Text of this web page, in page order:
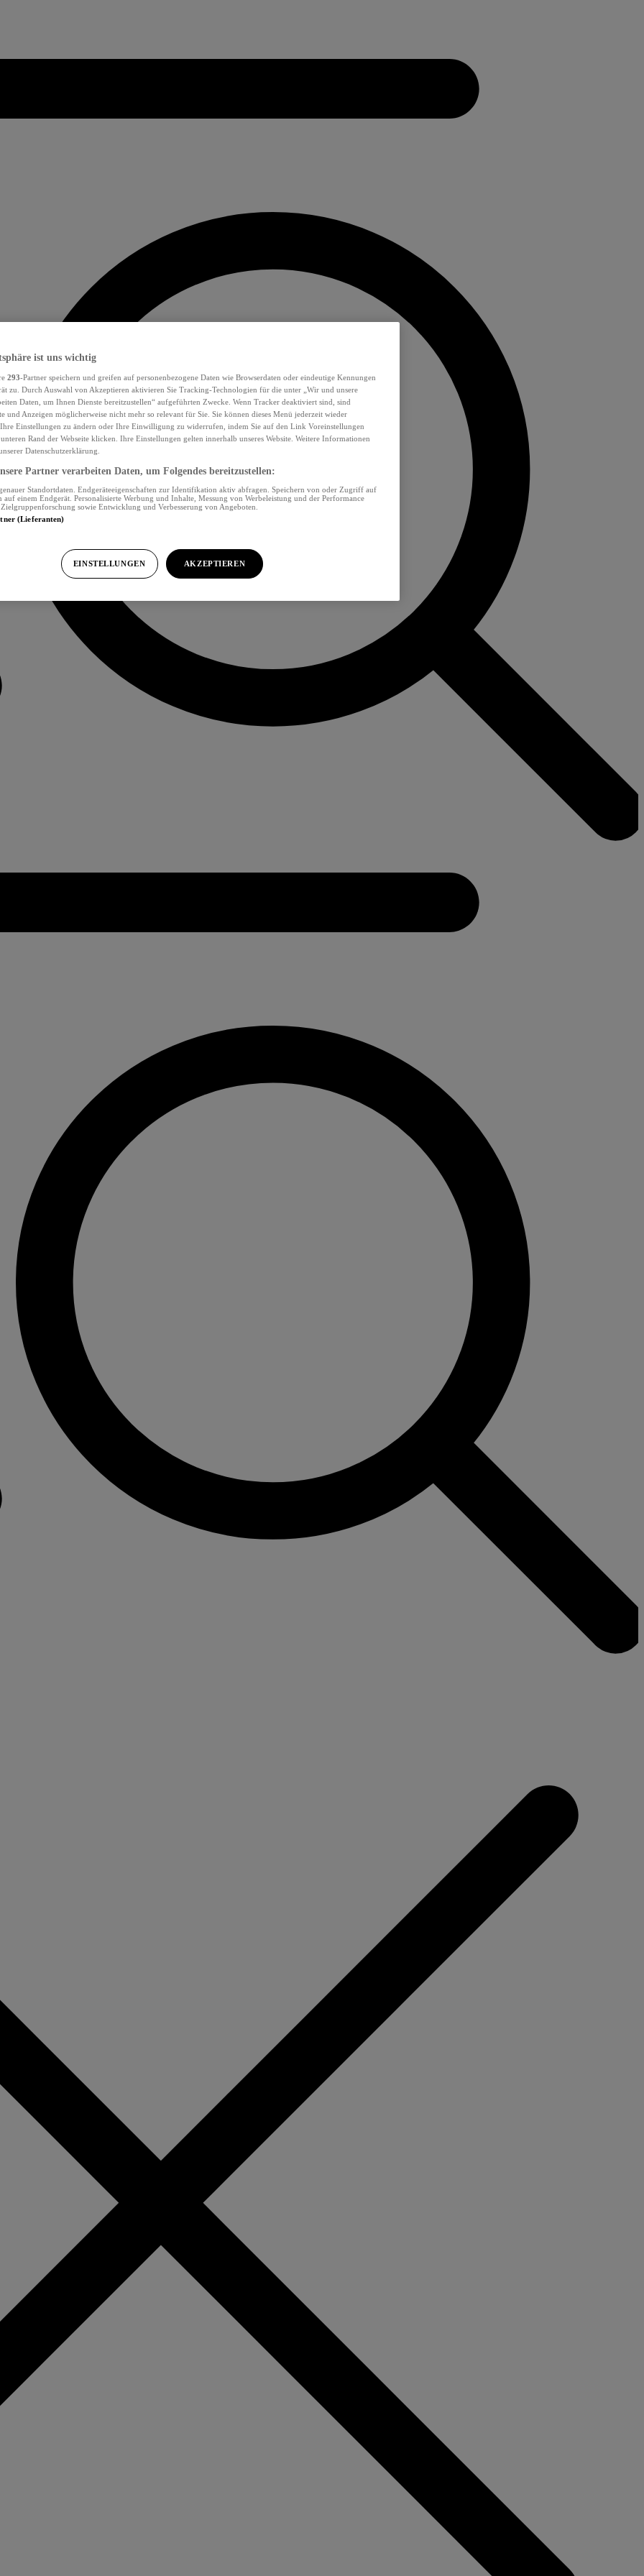
ist uns wichtig
293-Partner speichern und greifen auf personenbezogene Daten wie Browserdaten oder eindeutige Kennungen
zu. Durch Auswahl von Akzeptieren aktivieren Sie Tracking-Technologien für die unter „Wir und unsere
Daten, um Ihnen Dienste bereitzustellen“ aufgeführten Zwecke. Wenn Tracker deaktiviert sind, sind
und Anzeigen möglicherweise nicht mehr so relevant für Sie. Sie können dieses Menü jederzeit wieder
Einstellungen zu ändern oder Ihre Einwilligung zu widerrufen, indem Sie auf den Link Voreinstellungen
Rand der Webseite klicken. Ihre Einstellungen gelten innerhalb unseres Website. Weitere Informationen
Datenschutzerklärung.
Partner verarbeiten Daten, um Folgendes bereitzustellen:
Standortdaten. Endgeräteeigenschaften zur Identifikation aktiv abfragen. Speichern von oder Zugriff auf
einem Endgerät. Personalisierte Werbung und Inhalte, Messung von Werbeleistung und der Performance
sowie Entwicklung und Verbesserung von Angeboten.
(Lieferanten)
EINSTELLUNGEN AKZEPTIEREN